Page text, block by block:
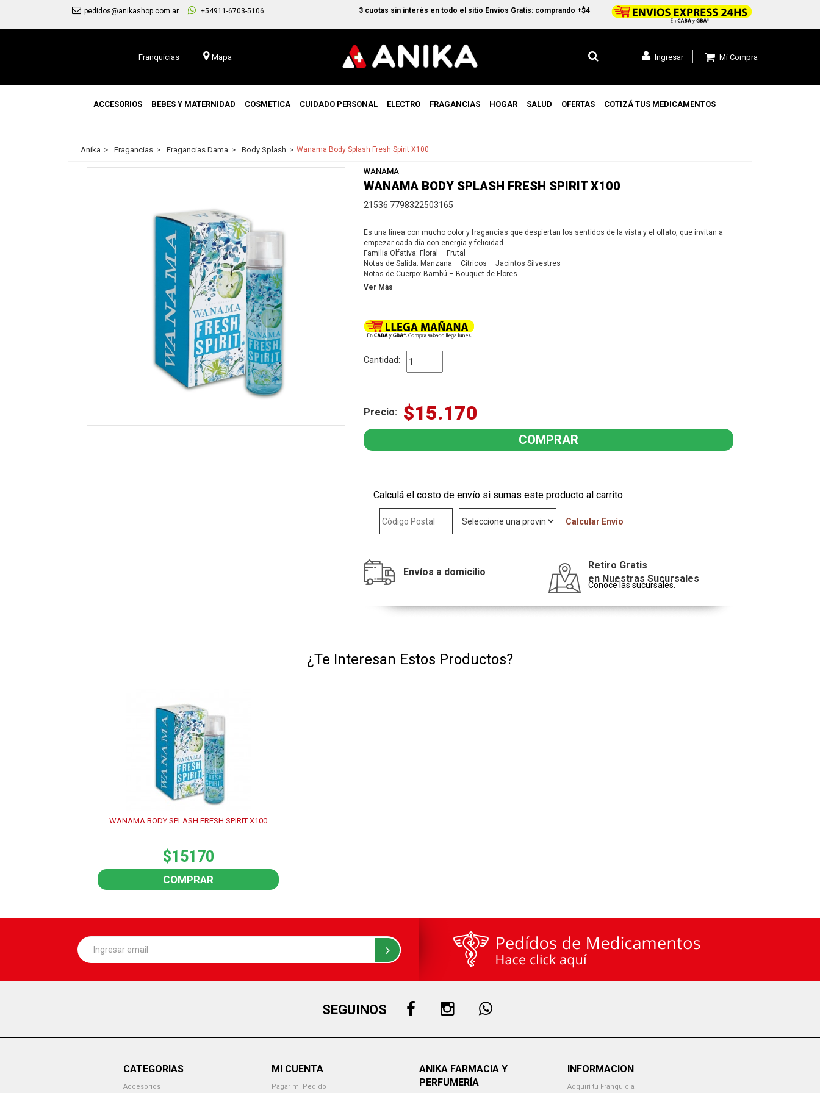
pedidos@anikashop.com.ar +54911-6703-5106 3 cuotas sin interés en todo el sitio Envíos Gratis: comprando +$45.000 en CABA y GBA1 y +$99.000 a todo el pais
Franquicias Mapa Mi Compra
Ingresar
ACCESORIOS BEBES Y MATERNIDAD COSMETICA CUIDADO PERSONAL ELECTRO FRAGANCIAS HOGAR SALUD OFERTAS COTIZÁ TUS MEDICAMENTOS
Anika Fragancias Fragancias Dama Body Splash Wanama Body Splash Fresh Spirit X100
WANAMA
WANAMA BODY SPLASH FRESH SPIRIT X100
21536 7798322503165
Es una línea con mucho color y fragancias que despiertan los sentidos de la vista y el olfato, que invitan a
empezar cada día con energía y felicidad.
Familia Olfativa: Floral – Frutal
Notas de Salida: Manzana – Cítricos – Jacintos Silvestres
Notas de Cuerpo: Bambú – Bouquet de Flores
Notas de Fondo: Cedro – Almizcle – Vetiver
Ver Más
Cantidad:
Precio: $15.170
Calculá el costo de envío si sumas este producto al carrito
Calcular Envío
Envíos a domicilio
Retiro Gratis
en Nuestras Sucursales
Conocé las sucursales.
¿Te Interesan Estos Productos?
WANAMA BODY SPLASH FRESH SPIRIT X100
$15170
COMPRAR
SEGUINOS
CATEGORIAS
Accesorios
MI CUENTA
Pagar mi Pedido
ANIKA FARMACIA Y
PERFUMERÍA
INFORMACION
Adquirí tu Franquicia